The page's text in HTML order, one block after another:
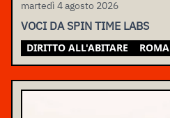
martedì 4 agosto 2026
VOCI DA SPIN TIME LABS
DIRITTO ALL'ABITARE ROMA